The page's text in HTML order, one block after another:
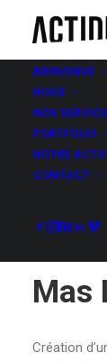
BIENVENUE
NOUS
NOS
PORTFOLIO
NOTRE ACTU
CONTACT
Mas
Création